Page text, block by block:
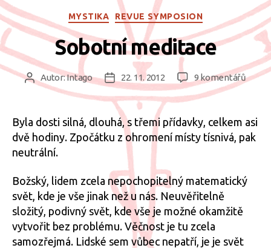
Rubriky
MYSTIKA REVUE SYMPOSION
Sobotní meditace
Autor
příspěvku
Autor:Intago
Datum
příspěvku
22. 11. 2012 9 komentářůu
Byla dosti silná, dlouhá, s třemi přídavky, celkem asi
dvě hodiny. Zpočátku z ohromení místy tísnivá, pak
neutrální.
Božský, lidem zcela nepochopitelný matematický
svět, kde je vše jinak než u nás. Neuvěřitelně
složitý, podivný svět, kde vše je možné okamžitě
vytvořit bez problému. Věčnost je tu zcela
samozřejmá. Lidské sem vůbec nepatří, je je svět